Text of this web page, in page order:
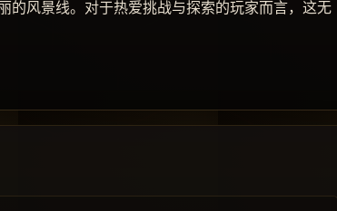
的风景线。对于热爱挑战与探索的玩家而言，这无